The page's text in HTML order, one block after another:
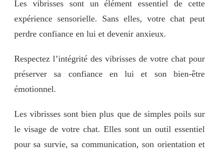
Les vibrisses sont un élément essentiel de cette
expérience sensorielle. Sans elles, votre chat peut
perdre confiance en lui et devenir anxieux.
Respectez l’intégrité des vibrisses de votre chat pour
préserver sa confiance en lui et son bien-être
émotionnel.
Les vibrisses sont bien plus que de simples poils sur
le visage de votre chat. Elles sont un outil essentiel
pour sa survie, sa communication, son orientation et